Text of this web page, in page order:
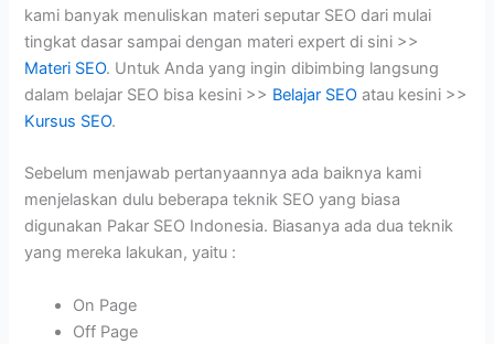
kami banyak menuliskan materi seputar SEO dari mulai
tingkat dasar sampai dengan materi expert di sini >>
Materi SEO. Untuk Anda yang ingin dibimbing langsung
dalam belajar SEO bisa kesini >> Belajar SEO atau kesini >>
Kursus SEO.
Sebelum menjawab pertanyaannya ada baiknya kami
menjelaskan dulu beberapa teknik SEO yang biasa
digunakan Pakar SEO Indonesia. Biasanya ada dua teknik
yang mereka lakukan, yaitu :
On Page
Off Page